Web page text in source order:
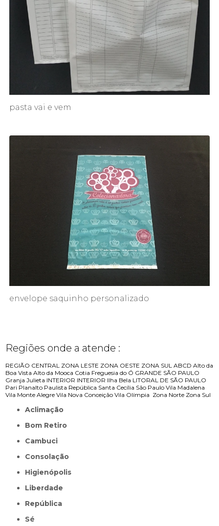
pasta vai e vem
envelope saquinho personalizado
Regiões onde a atende :
REGIÃO CENTRAL ZONA LESTE ZONA OESTE ZONA SUL ABCD Alto da
Boa Vista Alto da Mooca Cotia Freguesia do Ó GRANDE SÃO PAULO
Granja Julieta INTERIOR INTERIOR Ilha Bela LITORAL DE SÃO PAULO
Pari Planalto Paulista República Santa Cecília São Paulo Vila Madalena
Vila Monte Alegre Vila Nova Conceição Vila Olímpia Zona Norte Zona Sul
Aclimação
Bom Retiro
Cambuci
Consolação
Higienópolis
Liberdade
República
Sé